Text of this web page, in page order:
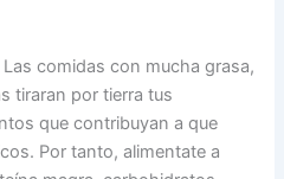
Las comidas con mucha grasa,
tiraran por tierra tus
que contribuyan a que
Por tanto, alimentate a